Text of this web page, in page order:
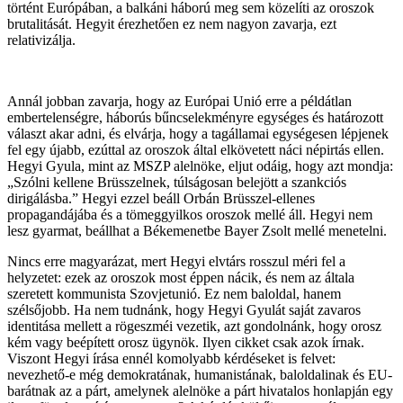
történt Európában, a balkáni háború meg sem közelíti az oroszok
brutalitását. Hegyit érezhetően ez nem nagyon zavarja, ezt
relativizálja.
Annál jobban zavarja, hogy az Európai Unió erre a példátlan
embertelenségre, háborús bűncselekményre egységes és határozott
választ akar adni, és elvárja, hogy a tagállamai egységesen lépjenek
fel egy újabb, ezúttal az oroszok által elkövetett náci népirtás ellen.
Hegyi Gyula, mint az MSZP alelnöke, eljut odáig, hogy azt mondja:
„Szólni kellene Brüsszelnek, túlságosan belejött a szankciós
dirigálásba.” Hegyi ezzel beáll Orbán Brüsszel-ellenes
propagandájába és a tömeggyilkos oroszok mellé áll. Hegyi nem
lesz gyarmat, beállhat a Békemenetbe Bayer Zsolt mellé menetelni.
Nincs erre magyarázat, mert Hegyi elvtárs rosszul méri fel a
helyzetet: ezek az oroszok most éppen nácik, és nem az általa
szeretett kommunista Szovjetunió. Ez nem baloldal, hanem
szélsőjobb. Ha nem tudnánk, hogy Hegyi Gyulát saját zavaros
identitása mellett a rögeszméi vezetik, azt gondolnánk, hogy orosz
kém vagy beépített orosz ügynök. Ilyen cikket csak azok írnak.
Viszont Hegyi írása ennél komolyabb kérdéseket is felvet:
nevezhető-e még demokratának, humanistának, baloldalinak és EU-
barátnak az a párt, amelynek alelnöke a párt hivatalos honlapján egy